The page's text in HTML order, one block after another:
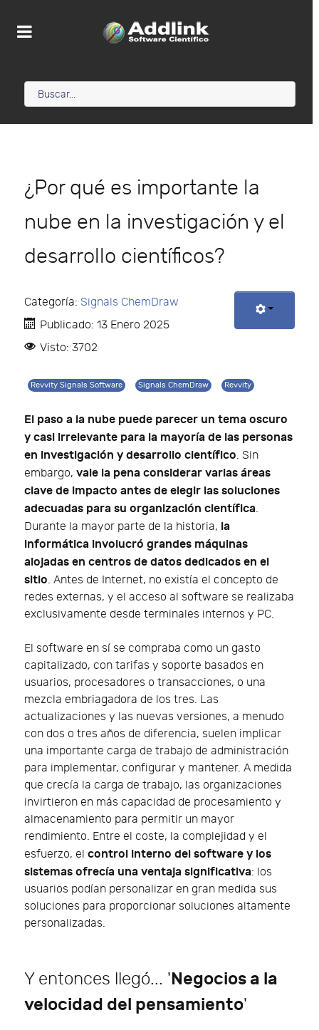
¿Por qué es importante la
nube en la investigación y el
desarrollo científicos?
Categoría: Signals ChemDraw
Publicado: 13 Enero 2025
Visto: 3702
Revvity Signals Software Signals ChemDraw Revvity
El paso a la nube puede parecer un tema oscuro
y casi irrelevante para la mayoría de las personas
en investigación y desarrollo científico. Sin
embargo, vale la pena considerar varias áreas
clave de impacto antes de elegir las soluciones
adecuadas para su organización científica.
Durante la mayor parte de la historia, la
informática involucró grandes máquinas
alojadas en centros de datos dedicados en el
sitio. Antes de Internet, no existía el concepto de
redes externas, y el acceso al software se realizaba
exclusivamente desde terminales internos y PC.
El software en sí se compraba como un gasto
capitalizado, con tarifas y soporte basados en
usuarios, procesadores o transacciones, o una
mezcla embriagadora de los tres. Las
actualizaciones y las nuevas versiones, a menudo
con dos o tres años de diferencia, suelen implicar
una importante carga de trabajo de administración
para implementar, configurar y mantener. A medida
que crecía la carga de trabajo, las organizaciones
invirtieron en más capacidad de procesamiento y
almacenamiento para permitir un mayor
rendimiento. Entre el coste, la complejidad y el
esfuerzo, el control interno del software y los
sistemas ofrecía una ventaja significativa: los
usuarios podían personalizar en gran medida sus
soluciones para proporcionar soluciones altamente
personalizadas.
Y entonces llegó... 'Negocios a la
velocidad del pensamiento'